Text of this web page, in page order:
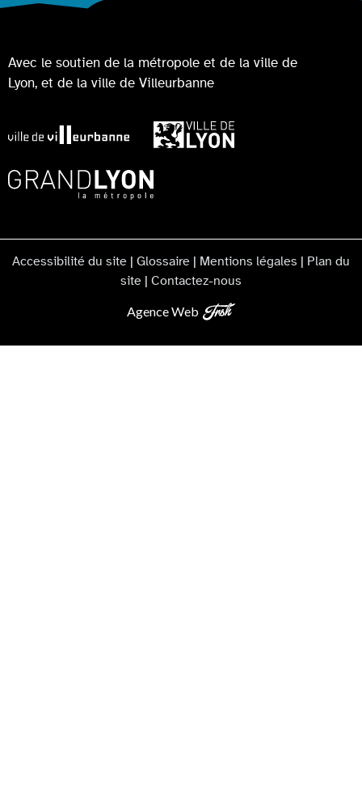
Avec le soutien de la métropole et de la ville de
Lyon, et de la ville de Villeurbanne
Accessibilité du site Glossaire Mentions légales
Plan du
site
Contactez-nous
Agence Web